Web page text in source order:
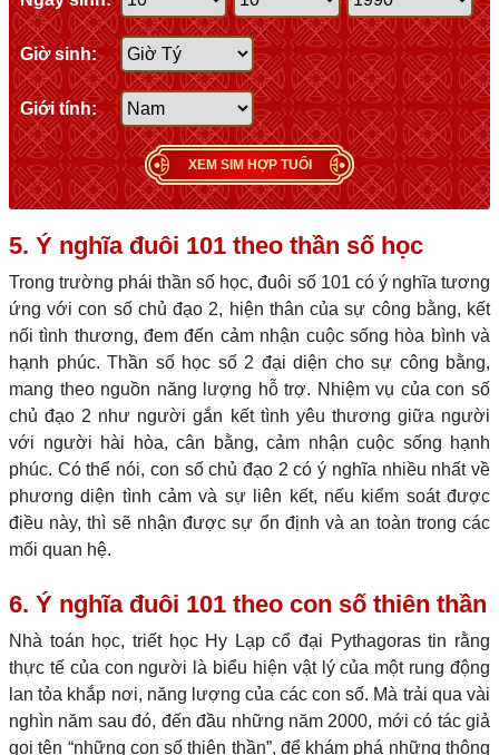
Giờ sinh:
Giới tính:
XEM SIM HỢP TUỔI
5. Ý nghĩa đuôi 101 theo thần số học
Trong trường phái thần số học, đuôi số 101 có ý nghĩa tương
ứng với con số chủ đạo 2, hiện thân của sự công bằng, kết
nối tình thương, đem đến cảm nhận cuộc sống hòa bình và
hạnh phúc. Thần số học số 2 đại diện cho sự công bằng,
mang theo nguồn năng lượng hỗ trợ. Nhiệm vụ của con số
chủ đạo 2 như người gắn kết tình yêu thương giữa người
với người hài hòa, cân bằng, cảm nhận cuộc sống hạnh
phúc. Có thể nói, con số chủ đạo 2 có ý nghĩa nhiều nhất về
phương diện tình cảm và sự liên kết, nếu kiểm soát được
điều này, thì sẽ nhận được sự ổn định và an toàn trong các
mối quan hệ.
6. Ý nghĩa đuôi 101 theo con số thiên thần
Nhà toán học, triết học Hy Lạp cổ đại Pythagoras tin rằng
thực tế của con người là biểu hiện vật lý của một rung động
lan tỏa khắp nơi, năng lượng của các con số. Mà trải qua vài
nghìn năm sau đó, đến đầu những năm 2000, mới có tác giả
gọi tên “những con số thiên thần”, để khám phá những thông